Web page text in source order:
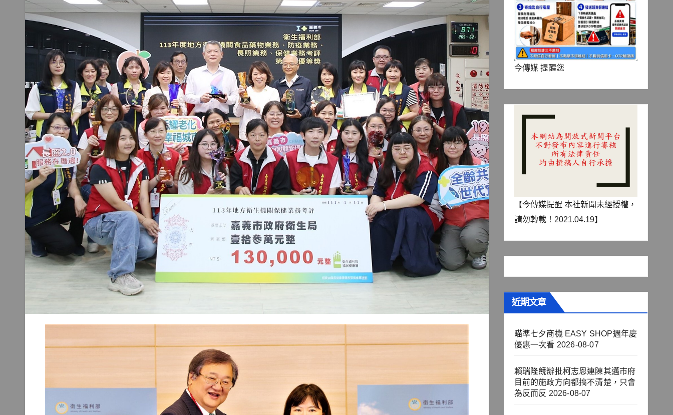
今傳媒 提醒您
【今傳媒提醒 本社新聞未經授權，
請勿轉載！2021.04.19】
近期文章
瞄準七夕商機 EASY SHOP週年慶
優惠一次看 2026-08-07
賴瑞隆競辦批柯志恩連陳其邁市府
目前的施政方向都搞不清楚，只會
為反而反 2026-08-07